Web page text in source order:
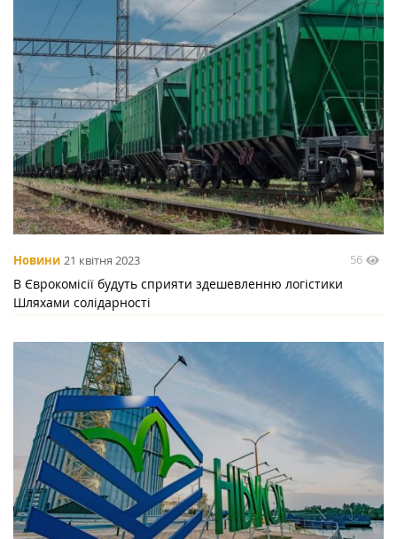
Новини 21 квітня 2023 56
В Єврокомісії будуть сприяти здешевленню логістики
Шляхами солідарності